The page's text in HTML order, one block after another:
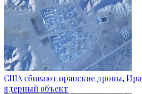
США сбивают иранские дроны,
ядерный объект